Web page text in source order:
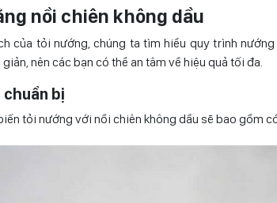
nồi chiên không dầu
của tỏi nướng, chúng ta tìm hiểu quy trình
nên các bạn có thể an tâm về hiệu quả tối đa.
chuẩn bị
tỏi nướng với nồi chiên không dầu sẽ bao gồm